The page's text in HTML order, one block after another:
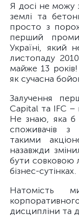
Я досі не можу
землі та
просто з
перший
Україні, який
листопаду
майже 13
як сучасна
Залучення
Capital та IFC –
Не знаю, яка
споживачів з
такими
назавжди
бути совковою
бізнес-сутінках.
Натомість
дисципліни та